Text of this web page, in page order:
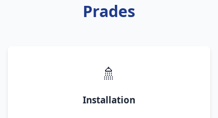
Prades
🚿
Installation